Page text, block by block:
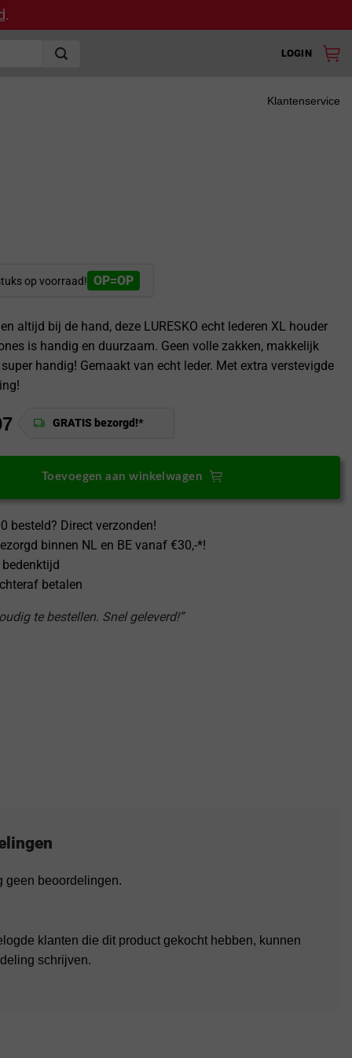
.
LOGIN
Klantenservice
op voorraad! OP=OP
altijd bij de hand, deze LURESKO echt lederen XL houder
is handig en duurzaam. Geen volle zakken, makkelijk
handig! Gemaakt van echt leder. Met extra verstevigde
GRATIS bezorgd!*
Toevoegen aan winkelwagen
besteld? Direct verzonden!
binnen NL en BE vanaf €30,-*!
betalen
te bestellen. Snel geleverd!”
geen beoordelingen.
klanten die dit product gekocht hebben, kunnen
schrijven.